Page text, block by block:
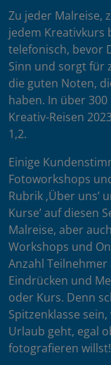
Zu jeder Malreise,
jedem Kreativkurs
telefonisch, bevor
Sinn und sorgt für
die guten Noten,
haben. In über
Kreativ-Reisen
1,2.
Einige
Fotoworkshops
Rubrik ‚Über uns’
Kurse’ auf diesen
Malreise, aber
Workshops und
Anzahl
Eindrücken und
oder Kurs. Denn
Spitzenklasse
Urlaub geht, egal
fotografieren willst!